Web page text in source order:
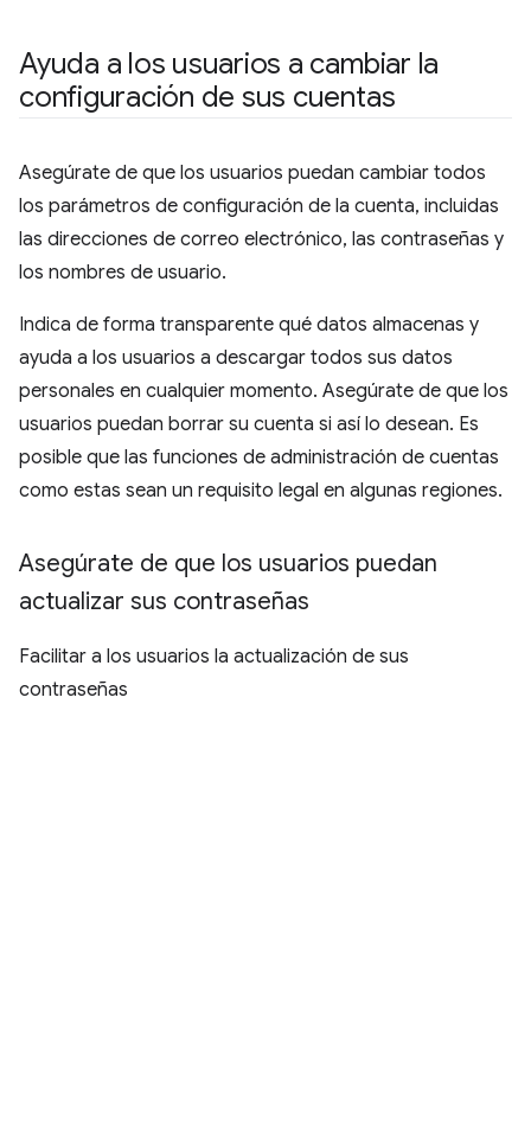
Ayuda a los usuarios a cambiar la
configuración de sus cuentas
Asegúrate de que los usuarios puedan cambiar todos
los parámetros de configuración de la cuenta, incluidas
las direcciones de correo electrónico, las contraseñas y
los nombres de usuario.
Indica de forma transparente qué datos almacenas y
ayuda a los usuarios a descargar todos sus datos
personales en cualquier momento. Asegúrate de que los
usuarios puedan borrar su cuenta si así lo desean. Es
posible que las funciones de administración de cuentas
como estas sean un requisito legal en algunas regiones.
Asegúrate de que los usuarios puedan
actualizar sus contraseñas
Facilitar a los usuarios la actualización de sus
contraseñas